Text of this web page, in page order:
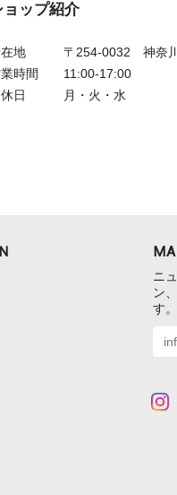
ョップ紹介
地
〒254-0032 神奈
時間
11:00-17:00
日
月・火・水
ニ
ン
す。